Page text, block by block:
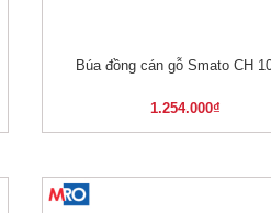
XEM NHANH
Búa đồng cán gỗ Smato CH
1.254.000₫